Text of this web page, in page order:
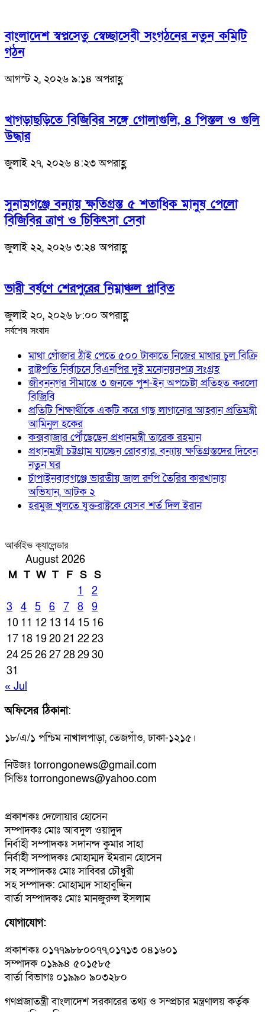
বাংলাদেশ স্বপ্নসেতু স্বেচ্ছাসেবী সংগঠনের নতুন কমিটি
গঠন
আগস্ট ২, ২০২৬ ৯:১৪ অপরাহ্ণ
খাগড়াছড়িতে বিজিবির সঙ্গে গোলাগুলি, ৪ পিস্তল ও গুলি
উদ্ধার
জুলাই ২৭, ২০২৬ ৪:২৩ অপরাহ্ণ
সুনামগঞ্জে বন্যায় ক্ষতিগ্রস্ত ৫ শতাধিক মানুষ পেলো
বিজিবির ত্রাণ ও চিকিৎসা সেবা
জুলাই ২২, ২০২৬ ৩:২৪ অপরাহ্ণ
ভারী বর্ষণে শেরপুরের নিম্নাঞ্চল প্লাবিত
জুলাই ২০, ২০২৬ ৮:০০ অপরাহ্ণ
সর্বশেষ সংবাদ
মাথা গোঁজার ঠাঁই পেতে ৫০০ টাকাতে নিজের মাথার চুল বিক্রি
রাষ্ট্রপতি নির্বাচনে বিএনপির দুই মনোনয়নপত্র সংগ্রহ
জীবননগর সীমান্তে ৩ জনকে পুশ-ইন অপচেষ্টা প্রতিহত করলো
বিজিবি
প্রতিটি শিক্ষার্থীকে একটি করে গাছ লাগানোর আহ্বান প্রতিমন্ত্রী
আমিনুল হকের
কক্সবাজার পৌঁছেছেন প্রধানমন্ত্রী তারেক রহমান
প্রধানমন্ত্রী চট্টগ্রাম যাচ্ছেন রোববার, বন্যায় ক্ষতিগ্রস্তদের দিবেন
নতুন ঘর
চাঁপাইনবাবগঞ্জে ভারতীয় জাল রুপি তৈরির কারখানায়
অভিযান, আটক ২
হরমুজ খুলতে যুক্তরাষ্ট্রকে যেসব শর্ত দিল ইরান
আর্কাইভ ক্যালেন্ডার
August 2026
M T W T F S S
1
2
3
4 5 6 7 8
9
10 11 12 13 14 15 16
17 18 192021 2223
24252627282930
31
« Jul
অফিসের ঠিকানা:
১৮/এ/১ পশ্চিম নাখালপাড়া, তেজগাঁও, ঢাকা-১২১৫।
নিউজঃ torrongonews@gmail.com
সিভিঃ torrongonews@yahoo.com
প্রকাশকঃ দেলোয়ার হোসেন
সম্পাদকঃ মোঃ আবদুল ওয়াদুদ
নির্বাহী সম্পাদকঃ সদানন্দ কুমার সাহা
নির্বাহী সম্পাদকঃ মোহাম্মদ ইমরান হোসেন
সহ সম্পাদকঃ মোঃ সাব্বির চৌধুরী
সহ সম্পাদক: মোহাম্মদ সাহাবুদ্দিন
বার্তা সম্পাদকঃ মোঃ মানজুরুল ইসলাম
যোগাযোগ:
প্রকাশকঃ ০১৭৭৯৮৮০০৭৭,০১৭১৩ ০৪১৬০১
সম্পাদক ০১৯৯৪ ৫০১৫৮৫
বার্তা বিভাগঃ ০১৯৯০ ৯০৩২৮০
গণপ্রজাতন্ত্রী বাংলাদেশ সরকারের তথ্য ও সম্প্রচার মন্ত্রণালয় কর্তৃক